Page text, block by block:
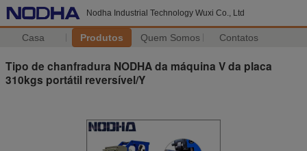
Nodha Industrial Technology Wuxi Co., Ltd
Casa Produtos Quem Somos Contatos
Tipo de chanfradura NODHA da máquina V da placa
310kgs portátil reversível/Y